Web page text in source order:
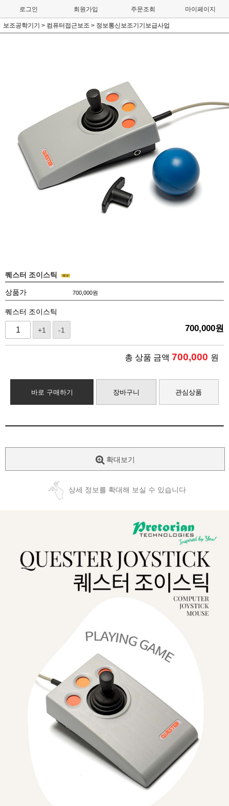
로그인 회원가입 주문조회 마이페이지
보조공학기기 > 컴퓨터접근보조 > 정보통신보조기기보급사업
퀘스터 조이스틱
상품가 700,000원
퀘스터 조이스틱
+1 -1 700,000원
총 상품 금액 700,000 원
바로 구매하기 장바구니 관심상품
확대보기
상세 정보를 확대해 보실 수 있습니다